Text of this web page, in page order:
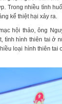
Trong nhiều tình
kể thiệt hại xảy ra.
hội thảo, ông
tình hình thiên tai ở
loại hình thiên tai